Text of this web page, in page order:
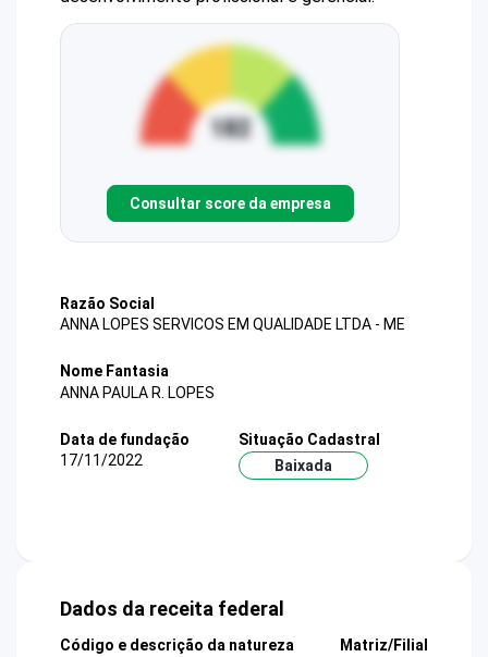
Consultar score da empresa
Razão Social
ANNA LOPES SERVICOS EM QUALIDADE LTDA - ME
Nome Fantasia
ANNA PAULA R. LOPES
Data de fundação
17/11/2022
Situação Cadastral
Baixada
Dados da receita federal
Código e descrição da natureza
Matriz/Filial